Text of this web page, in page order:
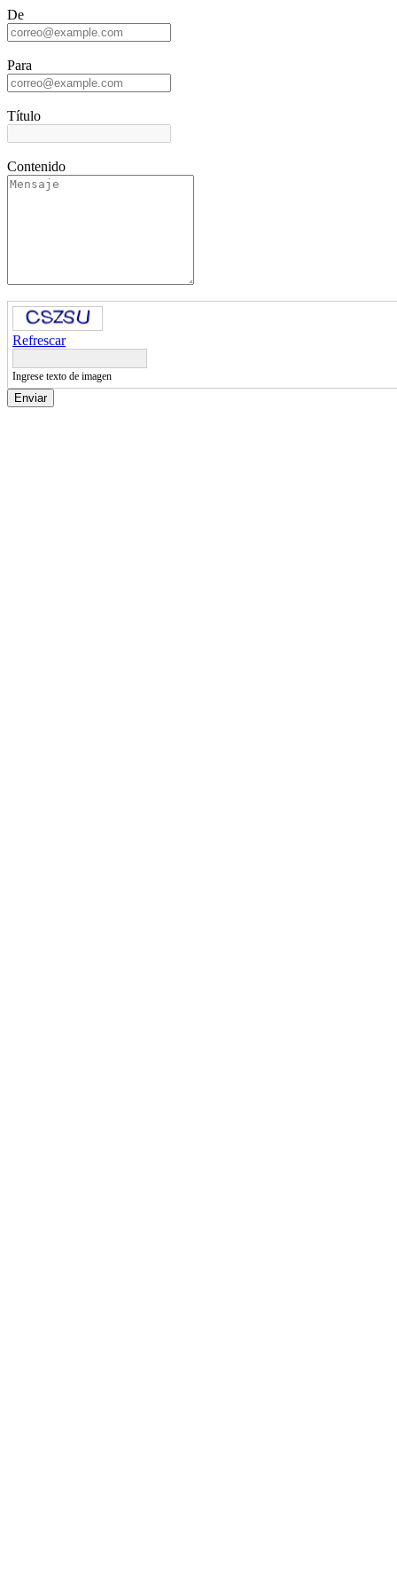
De
Para
Título
Contenido
Refrescar
Ingrese texto de imagen